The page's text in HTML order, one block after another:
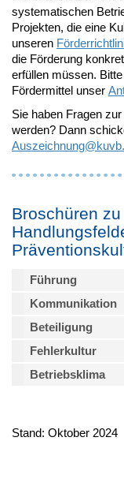
systematischen
Projekten, die eine
unseren
die Förderung
erfüllen müssen.
Fördermittel unser
Sie haben Fragen
werden? Dann
Auszeichnung@
Broschüren
Führung
Kommunikation
Beteiligung
Fehlerkultur
Betriebsklima
Stand: Oktober 2024